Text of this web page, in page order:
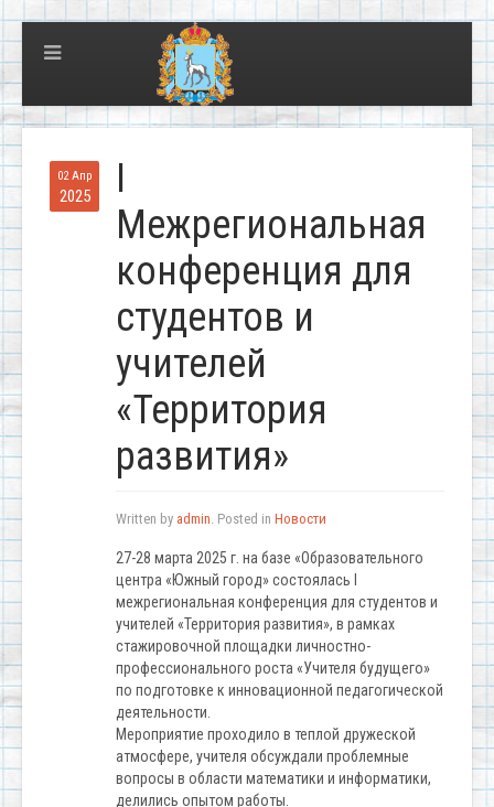
02 Апр
2025
I
Межрегиональная
конференция для
студентов и
учителей
«Территория
развития»
Written by admin. Posted in Новости
27-28 марта 2025 г. на базе «Образовательного
центра «Южный город» состоялась I
межрегиональная конференция для студентов и
учителей «Территория развития», в рамках
стажировочной площадки личностно-
профессионального роста «Учителя будущего»
по подготовке к инновационной педагогической
деятельности.
Мероприятие проходило в теплой дружеской
атмосфере, учителя обсуждали проблемные
вопросы в области математики и информатики,
делились опытом работы.